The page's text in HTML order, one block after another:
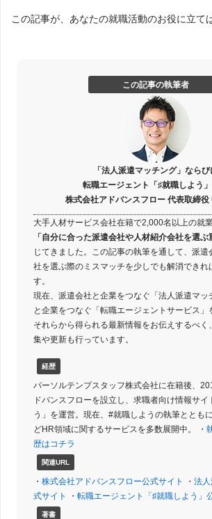
この記事が、あなたの就職活動のお役に立て
この記事の執筆者
「法人派遣マッチング」ならび
転職エージェント「♯就職しよう
株式会社アドバンスフロー 代表取締役
大手人材サービス会社在籍で2,000名以上の就業
「自分に合った派遣会社や人材紹介会社を選ぶ
じてきました。この記事の執筆を通して、派遣
社を選ぶ際のミスマッチを少しでも解消できれ
す。
現在、派遣会社と企業をつなぐ「法人派遣マッ
と企業をつなぐ「転職エージェントサービス」
それらから得られる最新情報をお伝えするべく
集や更新も行っています。
経歴
パーソルテンプスタッフ株式会社に在籍後、
ドバンスフローを設立し、求職者向け情報サイ
う」を運営。現在、#就職しようの執筆ととも
どHR領域に関するサービスを多数展開中。 ・
歴はコチラ
関連URL
・ 株式会社アドバンスフロー公式サイト ・ 法
式サイト
・ 転職エージェント「♯就職しよう」
著書